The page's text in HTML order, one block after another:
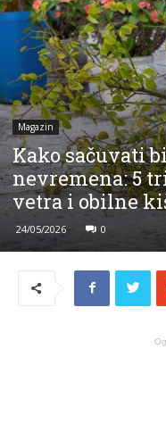
Magazin
Kako sačuvati
nevremena: 5
vetra i obilne
24/05/2026 0